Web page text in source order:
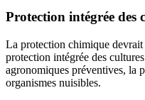
Protection intégrée des
La protection chimique
protection intégrée des
agronomiques préventives, la
organismes nuisibles.